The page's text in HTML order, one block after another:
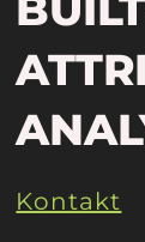
Kontakt